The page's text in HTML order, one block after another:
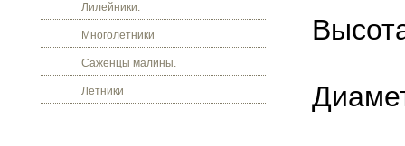
Лилейники.
Многолетники
Саженцы малины.
Летники